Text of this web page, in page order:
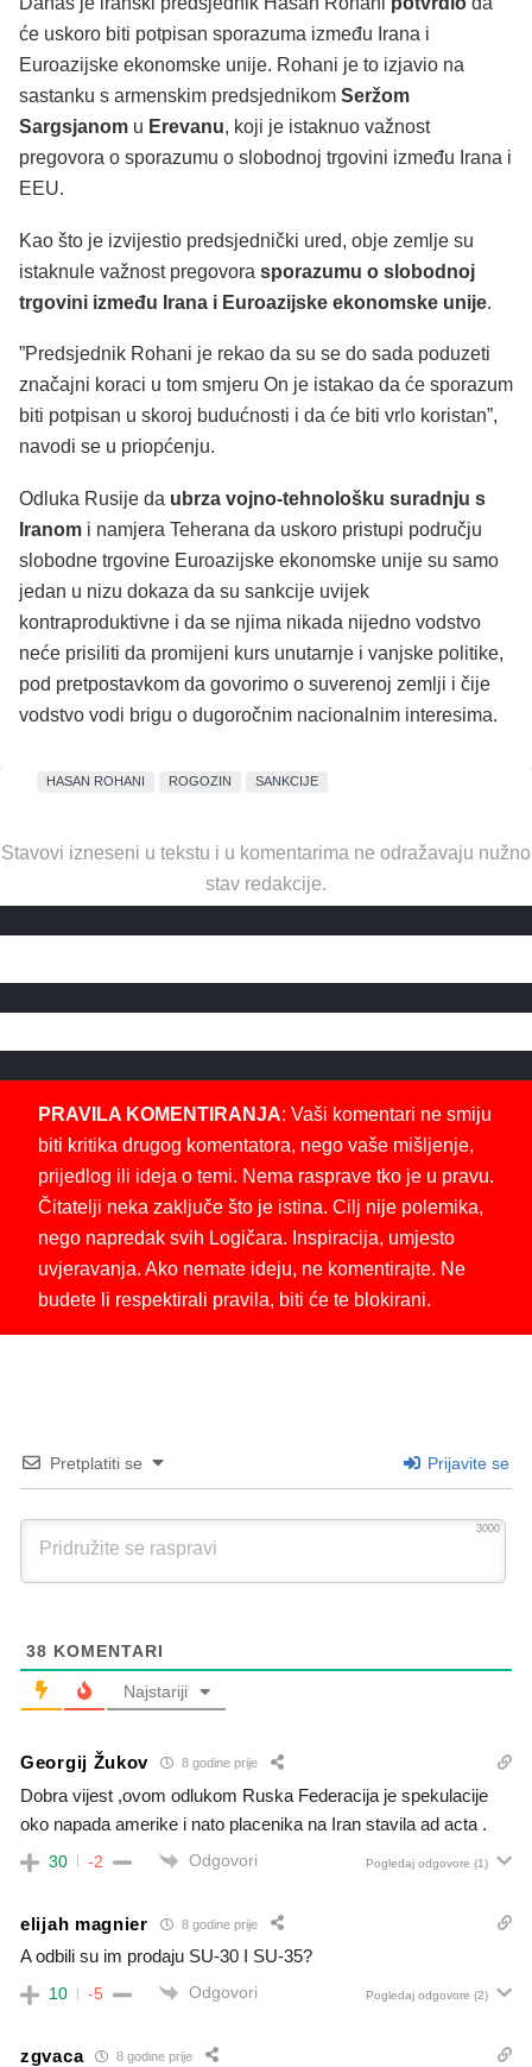
će uskoro biti potpisan sporazuma između Irana i
Euroazijske ekonomske unije. Rohani je to izjavio na
sastanku s armenskim predsjednikom Seržom
Sargsjanom u Erevanu, koji je istaknuo važnost
pregovora o sporazumu o slobodnoj trgovini između Irana i
EEU.
Kao što je izvijestio predsjednički ured, obje zemlje su
istaknule važnost pregovora sporazumu o slobodnoj
trgovini između Irana i Euroazijske ekonomske unije.
”Predsjednik Rohani je rekao da su se do sada poduzeti
značajni koraci u tom smjeru On je istakao da će sporazum
biti potpisan u skoroj budućnosti i da će biti vrlo koristan”,
navodi se u priopćenju.
Odluka Rusije da ubrza vojno-tehnološku suradnju s
Iranom i namjera Teherana da uskoro pristupi području
slobodne trgovine Euroazijske ekonomske unije su samo
jedan u nizu dokaza da su sankcije uvijek
kontraproduktivne i da se njima nikada nijedno vodstvo
neće prisiliti da promijeni kurs unutarnje i vanjske politike,
pod pretpostavkom da govorimo o suverenoj zemlji i čije
vodstvo vodi brigu o dugoročnim nacionalnim interesima.
HASAN ROHANI ROGOZIN SANKCIJE
Stavovi izneseni u tekstu i u komentarima ne odražavaju nužno
stav redakcije.
PRAVILA KOMENTIRANJA: Vaši komentari ne smiju
biti kritika drugog komentatora, nego vaše mišljenje,
prijedlog ili ideja o temi. Nema rasprave tko je u pravu.
Čitatelji neka zaključe što je istina. Cilj nije polemika,
nego napredak svih Logičara. Inspiracija, umjesto
uvjeravanja. Ako nemate ideju, ne komentirajte. Ne
budete li respektirali pravila, biti će te blokirani.
Pretplatiti se Prijavite se
3000
38 KOMENTARI
Najstariji
Georgij Žukov 8 godine prije
Dobra vijest ,ovom odlukom Ruska Federacija je spekulacije
oko napada amerike i nato placenika na Iran stavila ad acta .
30 -2 Odgovori Pogledaj odgovore (1)
elijah magnier 8 godine prije
A odbili su im prodaju SU-30 I SU-35?
10 -5 Odgovori Pogledaj odgovore (2)
zgvaca 8 godine prije